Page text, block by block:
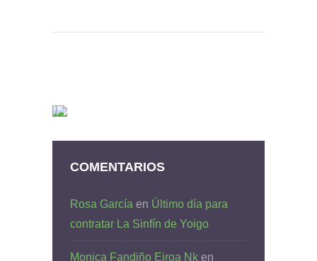
COMENTARIOS
Rosa García en Último día para
contratar La Sinfín de Yoigo
Monica Fandiño Eiroa Nk en